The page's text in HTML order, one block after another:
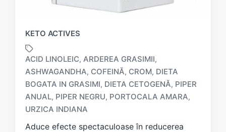
KETO ACTIVES
T
a
g
e
ACID LINOLEIC, ARDEREA GRASIMII,
ASHWAGANDHA, COFEINĂ, CROM, DIETA
BOGATA IN GRASIMI, DIETA CETOGENĂ, PIPER
ANUAL, PIPER NEGRU, PORTOCALA AMARA,
URZICA INDIANA
Aduce efecte spectaculoase în reducerea